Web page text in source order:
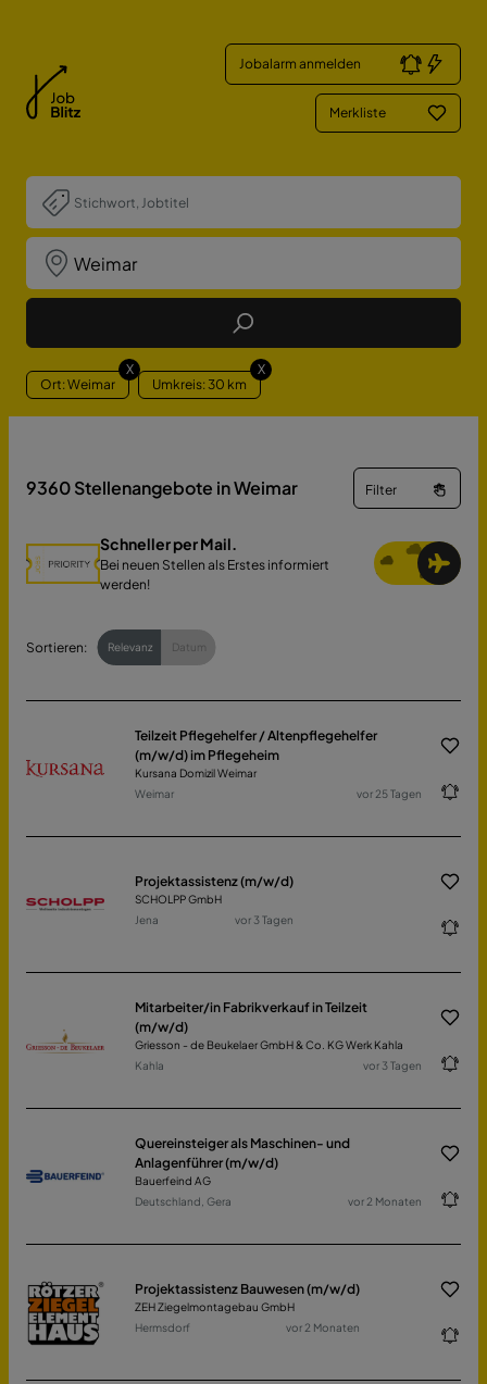
Jobalarm anmelden
Merkliste
Job Finden
Ort: Weimar
X
Umkreis: 30 km
X
9360Stellenangebote in Weimar Filter
Schneller per Mail.
Bei neuen Stellen als Erstes informiert
werden!
Sortieren: Relevanz Datum
Teilzeit Pflegehelfer / Altenpflegehelfer
(m/w/d) im Pflegeheim
Kursana Domizil Weimar
Weimar
vor 25 Tagen
Projektassistenz (m/w/d)
SCHOLPP GmbH
Jena
vor 3 Tagen
Mitarbeiter/in Fabrikverkauf in Teilzeit
(m/w/d)
Griesson - de Beukelaer GmbH & Co. KG Werk Kahla
Kahla
vor 3 Tagen
Quereinsteiger als Maschinen- und
Anlagenführer (m/w/d)
Bauerfeind AG
Deutschland, Gera
vor 2 Monaten
Projektassistenz Bauwesen (m/w/d)
ZEH Ziegelmontagebau GmbH
Hermsdorf
vor 2 Monaten